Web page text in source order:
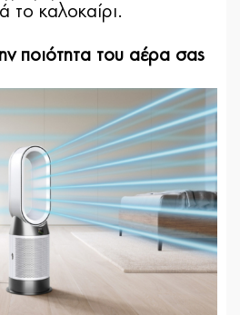
το καλοκαίρι.
ποιότητα του αέρα σας